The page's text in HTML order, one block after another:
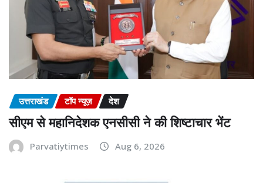
उत्तराखंड टॉप न्यूज़ देश
सीएम से महानिदेशक एनसीसी ने की शिष्टाचार भेंट
Parvatiytimes Aug 6, 2026